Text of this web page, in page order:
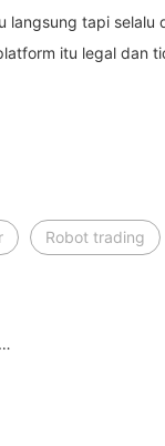
tapi
itu legal
Robot trading